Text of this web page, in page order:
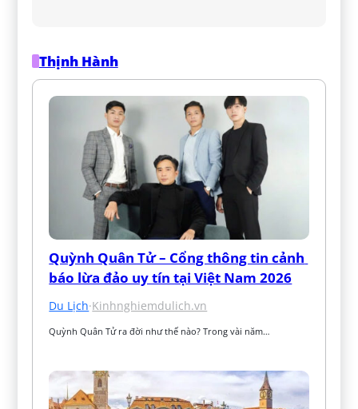
Thịnh Hành
Quỳnh Quân Tử – Cổng thông tin cảnh
báo lừa đảo uy tín tại Việt Nam 2026
Du Lịch·Kinhnghiemdulich.vn
Quỳnh Quân Tử ra đời như thế nào? Trong vài năm…